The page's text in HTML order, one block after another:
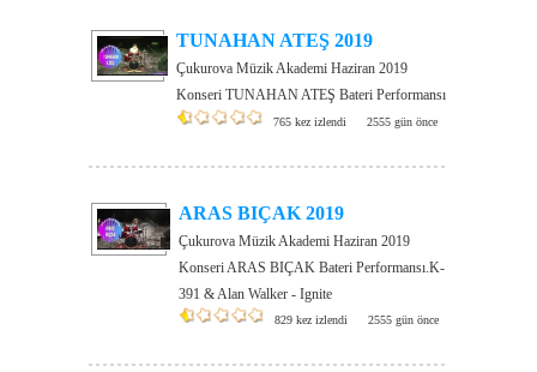
TUNAHAN ATEŞ 2019
Çukurova Müzik Akademi Haziran 2019
Konseri TUNAHAN ATEŞ Bateri Performansı
765 kez izlendi 2555 gün önce
ARAS BIÇAK 2019
Çukurova Müzik Akademi Haziran 2019
Konseri ARAS BIÇAK Bateri Performansı.K-
391 & Alan Walker - Ignite
829 kez izlendi 2555 gün önce